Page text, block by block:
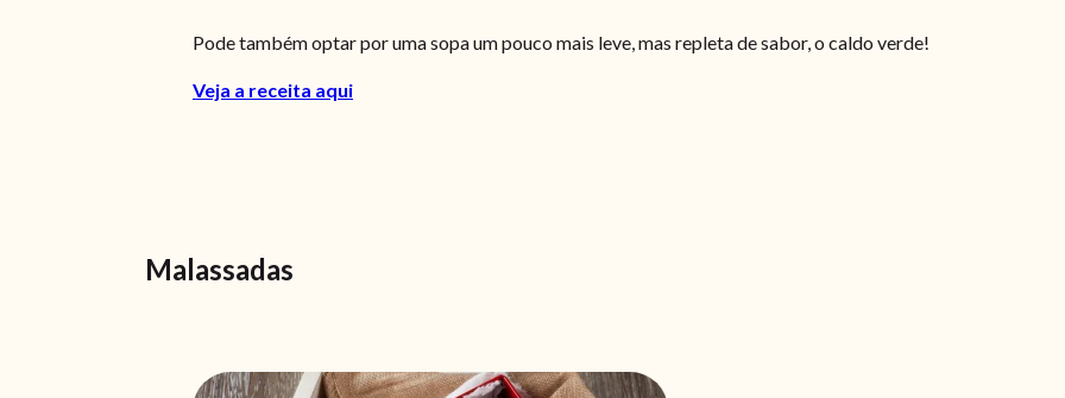
Pode também optar por uma sopa um pouco mais leve, mas repleta de sabor, o caldo verde!
Veja a receita aqui
Malassadas